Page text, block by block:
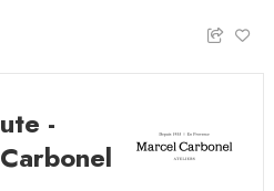
-